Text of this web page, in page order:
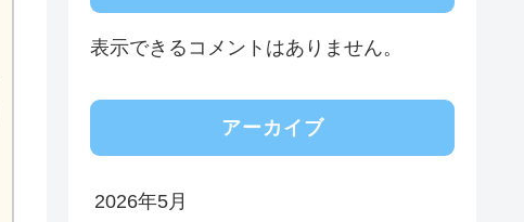
表示できるコメントはありません。
アーカイブ
2026年5月